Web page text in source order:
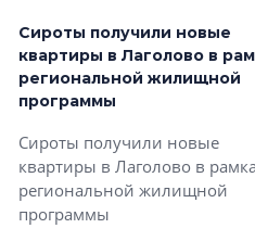
Сироты получили новые
квартиры в Лаголово в
региональной жилищной
программы
Сироты получили новые
квартиры в Лаголово в
региональной жилищной
программы